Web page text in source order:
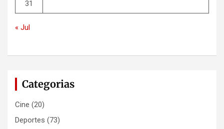
31
« Jul
Categorias
Cine (20)
Deportes (73)